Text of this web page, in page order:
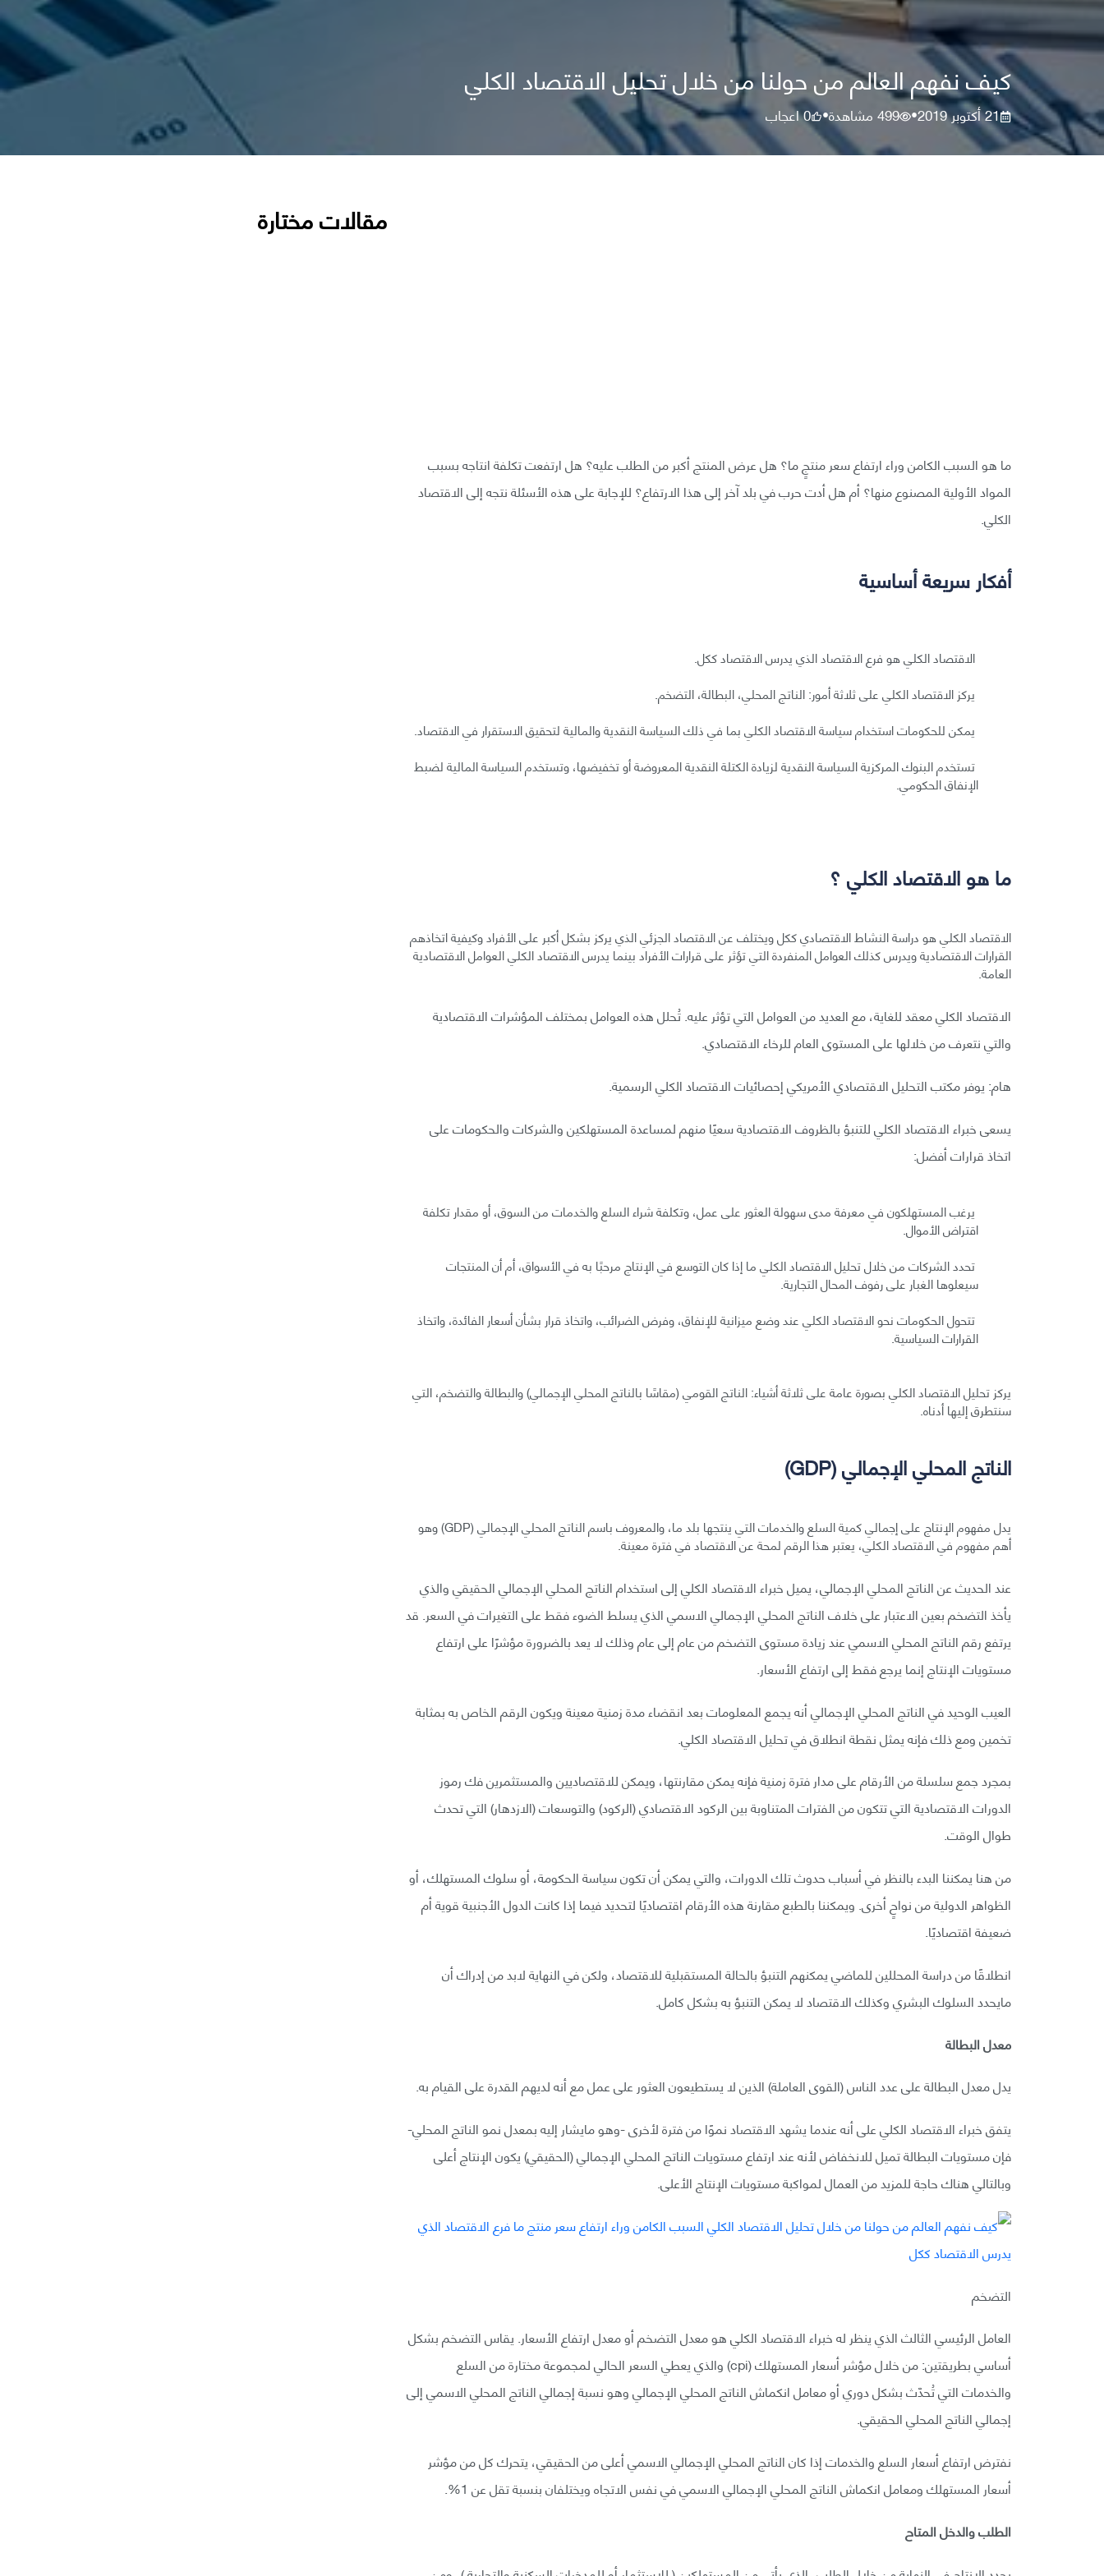
كيف نفهم العالم من حولنا من خلال تحليل الاقتصاد الكلي
21 أكتوبر 2019 •
499مشاهدة•
0اعجاب
ما هو السبب الكامن وراء ارتفاع سعر منتجٍ ما؟ هل عرض المنتج أكبر من الطلب عليه؟ هل ارتفعت تكلفة انتاجه بسبب
المواد الأولية المصنوع منها؟ أم هل أدت حرب في بلد آخر إلى هذا الارتفاع؟ للإجابة على هذه الأسئلة نتجه إلى الاقتصاد
الكلي.
أفكار سريعة أساسية
الاقتصاد الكلي هو فرع الاقتصاد الذي يدرس الاقتصاد ككل.
يركز الاقتصاد الكلي على ثلاثة أمور: الناتج المحلي، البطالة، التضخم.
يمكن للحكومات استخدام سياسة الاقتصاد الكلي بما في ذلك السياسة النقدية والمالية لتحقيق الاستقرار في الاقتصاد.
تستخدم البنوك المركزية السياسة النقدية لزيادة الكتلة النقدية المعروضة أو تخفيضها، وتستخدم السياسة المالية لضبط
الإنفاق الحكومي.
ما هو الاقتصاد الكلي ؟
الاقتصاد الكلي هو دراسة النشاط الاقتصادي ككل ويختلف عن الاقتصاد الجزئي الذي يركز بشكل أكبر على الأفراد وكيفية اتخاذهم
القرارات الاقتصادية ويدرس كذلك العوامل المنفردة التي تؤثر على قرارات الأفراد بينما يدرس الاقتصاد الكلي العوامل الاقتصادية
العامة.
الاقتصاد الكلي معقد للغاية، مع العديد من العوامل التي تؤثر عليه. تُحلل هذه العوامل بمختلف المؤشرات الاقتصادية
والتي نتعرف من خلالها على المستوى العام للرخاء الاقتصادي.
هام: يوفر مكتب التحليل الاقتصادي الأمريكي إحصائيات الاقتصاد الكلي الرسمية.
يسعى خبراء الاقتصاد الكلي للتنبؤ بالظروف الاقتصادية سعيًا منهم لمساعدة المستهلكين والشركات والحكومات على
اتخاذ قرارات أفضل:
يرغب المستهلكون في معرفة مدى سهولة العثور على عمل، وتكلفة شراء السلع والخدمات من السوق، أو مقدار تكلفة
اقتراض الأموال.
تحدد الشركات من خلال تحليل الاقتصاد الكلي ما إذا كان التوسع في الإنتاج مرحبًا به في الأسواق، أم أن المنتجات
سيعلوها الغبار على رفوف المحال التجارية.
تتحول الحكومات نحو الاقتصاد الكلي عند وضع ميزانية للإنفاق، وفرض الضرائب، واتخاذ قرار بشأن أسعار الفائدة، واتخاذ
القرارات السياسية.
يركز تحليل الاقتصاد الكلي بصورة عامة على ثلاثة أشياء: الناتج القومي (مقاسًا بالناتج المحلي الإجمالي) والبطالة والتضخم، التي
سنتطرق إليها أدناه.
الناتج المحلي الإجمالي (GDP)
يدل مفهوم الإنتاج على إجمالي كمية السلع والخدمات التي ينتجها بلد ما، والمعروف باسم الناتج المحلي الإجمالي (GDP) وهو
أهم مفهوم في الاقتصاد الكلي، يعتبر هذا الرقم لمحة عن الاقتصاد في فترة معينة.
عند الحديث عن الناتج المحلي الإجمالي، يميل خبراء الاقتصاد الكلي إلى استخدام الناتج المحلي الإجمالي الحقيقي والذي
يأخذ التضخم بعين الاعتبار على خلاف الناتج المحلي الإجمالي الاسمي الذي يسلط الضوء فقط على التغيرات في السعر. قد
يرتفع رقم الناتج المحلي الاسمي عند زيادة مستوى التضخم من عام إلى عام وذلك لا يعد بالضرورة مؤشرًا على ارتفاع
مستويات الإنتاج إنما يرجع فقط إلى ارتفاع الأسعار.
العيب الوحيد في الناتج المحلي الإجمالي أنه يجمع المعلومات بعد انقضاء مدة زمنية معينة ويكون الرقم الخاص به بمثابة
تخمين ومع ذلك فإنه يمثل نقطة انطلاق في تحليل الاقتصاد الكلي.
بمجرد جمع سلسلة من الأرقام على مدار فترة زمنية فإنه يمكن مقارنتها، ويمكن للاقتصاديين والمستثمرين فك رموز
الدورات الاقتصادية التي تتكون من الفترات المتناوبة بين الركود الاقتصادي (الركود) والتوسعات (الازدهار) التي تحدث
طوال الوقت.
من هنا يمكننا البدء بالنظر في أسباب حدوث تلك الدورات، والتي يمكن أن تكون سياسة الحكومة، أو سلوك المستهلك، أو
الظواهر الدولية من نواحٍ أخرى. ويمكننا بالطبع مقارنة هذه الأرقام اقتصاديًا لتحديد فيما إذا كانت الدول الأجنبية قوية أم
ضعيفة اقتصاديًا.
انطلاقًا من دراسة المحللين للماضي يمكنهم التنبؤ بالحالة المستقبلية للاقتصاد، ولكن في النهاية لابد من إدراك أن
مايحدد السلوك البشري وكذلك الاقتصاد لا يمكن التنبؤ به بشكل كامل.
معدل البطالة
يدل معدل البطالة على عدد الناس (القوى العاملة) الذين لا يستطيعون العثور على عمل مع أنه لديهم القدرة على القيام به.
يتفق خبراء الاقتصاد الكلي على أنه عندما يشهد الاقتصاد نموًا من فترة لأخرى -وهو مايشار إليه بمعدل نمو الناتج المحلي-
فإن مستويات البطالة تميل للانخفاض لأنه عند ارتفاع مستويات الناتج المحلي الإجمالي (الحقيقي) يكون الإنتاج أعلى
وبالتالي هناك حاجة للمزيد من العمال لمواكبة مستويات الإنتاج الأعلى.
التضخم
العامل الرئيسي الثالث الذي ينظر له خبراء الاقتصاد الكلي هو معدل التضخم أو معدل ارتفاع الأسعار. يقاس التضخم بشكل
أساسي بطريقتين: من خلال مؤشر أسعار المستهلك (cpi) والذي يعطي السعر الحالي لمجموعة مختارة من السلع
والخدمات التي تُحدّث بشكل دوري أو معامل انكماش الناتج المحلي الإجمالي وهو نسبة إجمالي الناتج المحلي الاسمي إلى
إجمالي الناتج المحلي الحقيقي.
نفترض ارتفاع أسعار السلع والخدمات إذا كان الناتج المحلي الإجمالي الاسمي أعلى من الحقيقي، يتحرك كل من مؤشر
أسعار المستهلك ومعامل انكماش الناتج المحلي الإجمالي الاسمي في نفس الاتجاه ويختلفان بنسبة تقل عن 1%.
الطلب والدخل المتاح
مقالات مختارة